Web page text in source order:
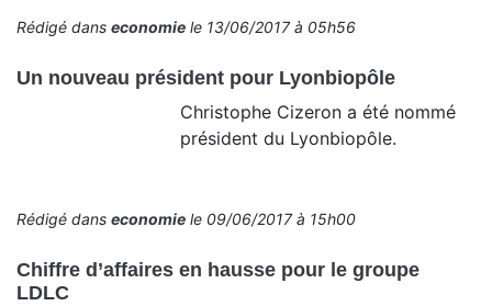
Rédigé dans economie le 13/06/2017 à 05h56
Un nouveau président pour Lyonbiopôle
Christophe Cizeron a été nommé
président du Lyonbiopôle.
Rédigé dans economie le 09/06/2017 à 15h00
Chiffre d’affaires en hausse pour le groupe
LDLC